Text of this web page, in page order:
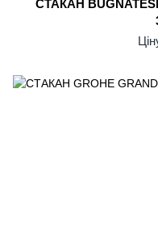
СТАКАН